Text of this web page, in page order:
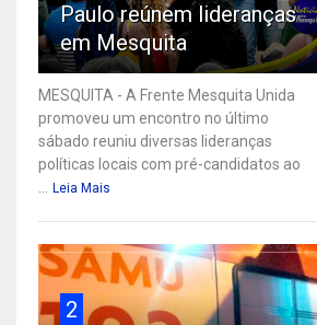
Paulo reúnem lideranças
em Mesquita
MESQUITA - A Frente Mesquita Unida
promoveu um encontro no último
sábado reuniu diversas lideranças
políticas locais com pré-candidatos ao
... Leia Mais
2